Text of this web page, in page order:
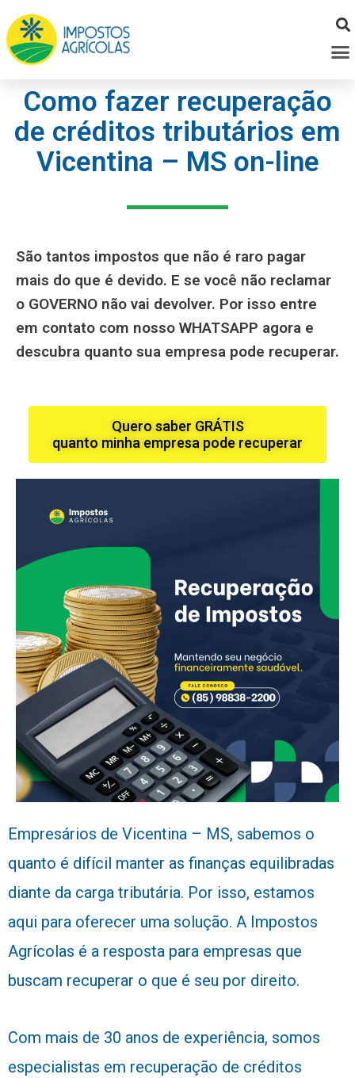
para
Como fazer recuperação
de créditos tributários em
Vicentina – MS on-line
São tantos impostos que não é raro pagar
mais do que é devido. E se você não reclamar
o GOVERNO não vai devolver. Por isso entre
em contato com nosso WHATSAPP agora e
descubra quanto sua empresa pode recuperar.
Quero saber GRÁTIS
quanto minha empresa pode recuperar
Empresários de Vicentina – MS, sabemos o
quanto é difícil manter as finanças equilibradas
diante da carga tributária. Por isso, estamos
aqui para oferecer uma solução. A Impostos
Agrícolas é a resposta para empresas que
buscam recuperar o que é seu por direito.
Com mais de 30 anos de experiência, somos
especialistas em recuperação de créditos